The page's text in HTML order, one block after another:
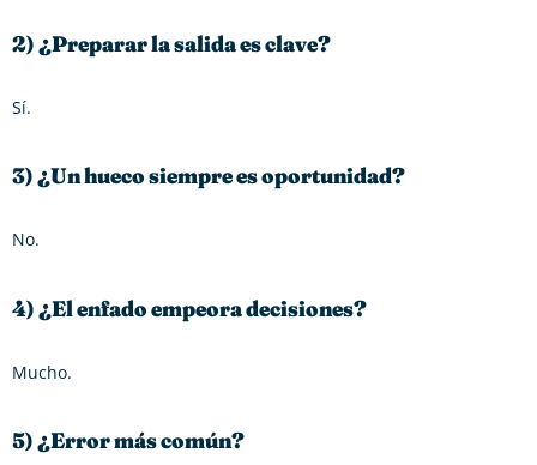
2) ¿Preparar la salida es clave?
Sí.
3) ¿Un hueco siempre es oportunidad?
No.
4) ¿El enfado empeora decisiones?
Mucho.
5) ¿Error más común?